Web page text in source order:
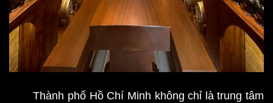
Thành phố Hồ Chí Minh không chỉ là trung tâm